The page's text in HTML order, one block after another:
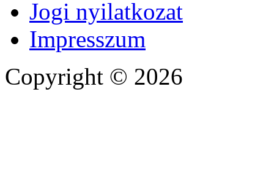
Jogi nyilatkozat
Impresszum
Copyright © 2026